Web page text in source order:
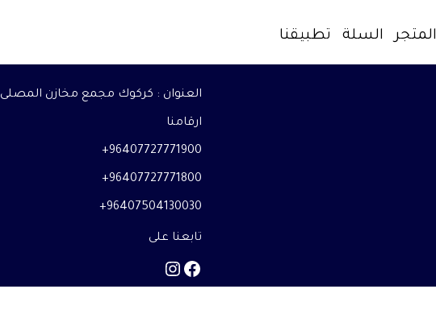
المتجر السلة تطبيقنا
العنوان : كركوك مجمع مخازن المصلى
ارقامنا
96407727771900+
96407727771800+
96407504130030+
تابعنا على
Facebook
Instagram